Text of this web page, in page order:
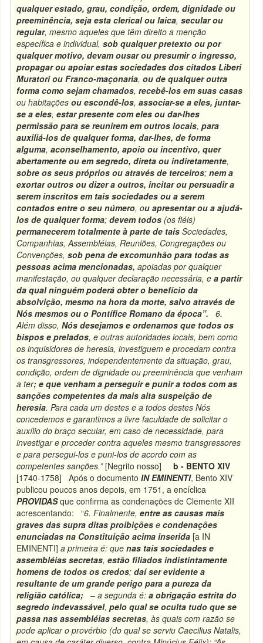
qualquer estado, grau, condição, ordem, dignidade ou
preeminência, seja esta clerical ou laica,secular ou
regular, mesmo aqueles que têm direito a menção
específica e individual,sob qualquer pretexto ou por
qualquer motivo, devam ousar ou presumir o ingresso,
propagar ou apoiar estas sociedades dos citados Liberi
Muratori ou Franco-maçonaria,ou de qualquer outra
forma como sejam chamados,recebê-los em suas casas
ou habitaçõesou escondê-los,associar-se a eles, juntar-
se a eles,estar presente com eles ou dar-lhes
permissão para se reunirem em outros locais,para
auxiliá-los de qualquer forma, dar-lhes, de forma
alguma,aconselhamento, apoio ou incentivo, quer
abertamente ou em segredo, direta ou indiretamente,
sobre os seus próprios ou através de terceiros;nem a
exortar outros ou dizer a outros, incitar ou persuadir a
serem inscritos em tais sociedades ou a serem
contados entre o seu número, ou apresentar ou a ajudá-
los de qualquer forma;devem todos (os fiéis)
permanecerem totalmente à parte de taisSociedades,
Companhias, Assembléias, Reuniões, Congregações ou
Convenções,sob pena de excomunhão para todas as
pessoas acima mencionadas, apoiadas por qualquer
manifestação, ou qualquer declaração necessária, ea partir
da qual ninguém poderá obter o benefício da
absolvição, mesmo na hora da morte, salvo através de
Nós mesmos ou o Pontífice Romano da época”.
6.
Além disso,Nós desejamos e ordenamos que todos os
bispos e prelados, e outras autoridades locais, bem como
os inquisidores de heresia, investiguem e procedam contra
os transgressores, independentemente da situação, grau,
condição, ordem de dignidade ou preeminência que venham
a ter; e que venham a perseguir e punir a todos com as
sanções competentes da mais alta suspeição de
heresia. Para cada um destes e a todos destes Nós
concedemos e garantimos a livre faculdade de solicitar o
auxílio do braço secular, em caso de necessidade, para
investigar e proceder contra aqueles mesmo transgressores
e para persegui-los e puni-los de acordo com as
competentes sanções.” [Negrito nosso]b - BENTO XIV
[1740-1758] Após o documentoIN EMINENTI, Bento XIV
publicou poucos anos depois, em 1751, a encíclica
PROVIDASque confirma as condenações de Clemente XII
acrescentando: “6. Finalmente,entre as causas mais
graves das supra ditas proibições econdenações
enunciadas na Constituição acima inserida [a IN
EMINENTI] a primeira é: quenas tais sociedades e
assembléias secretas, estão filiados indistintamente
homens de todos os credos;daí ser evidente a
resultante de um grande perigo para a pureza da
religião católica;
– a segunda é:a obrigação estrita do
segredo indevassável,pelo qual se oculta tudo que se
passa nas assembléias secretas, às quais com razão se
pode aplicar o provérbio (do qual se serviu Caecilius Natalis,